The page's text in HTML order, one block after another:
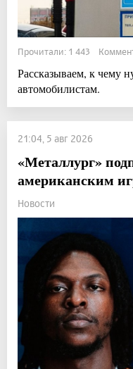
Прочитали: 1 443
Рассказываем, к чему
автомобилистам.
21:04, 5 авг 2026
«Металлург»
американским
Новости